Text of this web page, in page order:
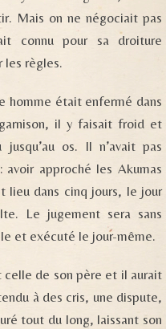
Mais on ne négociait pas
connu pour sa droiture
les règles.
homme était enfermé dans
il y faisait froid et
os. Il n’avait pas
approché les Akumas
lieu dans cinq jours, le jour
Le jugement sera sans
et exécuté le jour-même.
celle de son père et il aurait
à des cris, une dispute,
tout du long, laissant son